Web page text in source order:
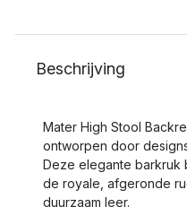
Beschrijving
Mater High Stool
ontworpen door
Deze elegante barkruk
de royale, afgeronde
duurzaam leer.